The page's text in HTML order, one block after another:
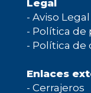
Legal
- Aviso Legal
- Política de
- Política de
Enlaces
- Cerrajeros